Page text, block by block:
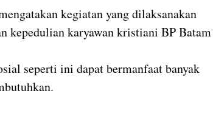
kegiatan yang dilaksanakan
kepedulian karyawan kristiani BP Batam
seperti ini dapat bermanfaat banyak